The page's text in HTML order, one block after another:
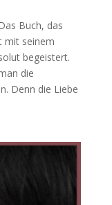
Buch, das
mit seinem
begeistert.
die
Denn die Liebe